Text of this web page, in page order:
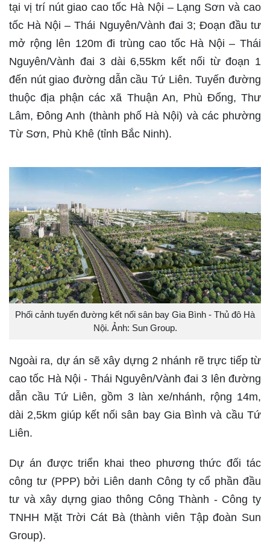
tại vị trí nút giao cao tốc Hà Nội – Lạng Sơn và cao
tốc Hà Nội – Thái Nguyên/Vành đai 3; Đoạn đầu tư
mở rộng lên 120m đi trùng cao tốc Hà Nội – Thái
Nguyên/Vành đai 3 dài 6,55km kết nối từ đoạn 1
đến nút giao đường dẫn cầu Tứ Liên. Tuyến đường
thuộc địa phận các xã Thuận An, Phù Đổng, Thư
Lâm, Đông Anh (thành phố Hà Nội) và các phường
Từ Sơn, Phù Khê (tỉnh Bắc Ninh).
Phối cảnh tuyến đường kết nối sân bay Gia Bình - Thủ đô Hà
Nội. Ảnh: Sun Group.
Ngoài ra, dự án sẽ xây dựng 2 nhánh rẽ trực tiếp từ
cao tốc Hà Nội - Thái Nguyên/Vành đai 3 lên đường
dẫn cầu Tứ Liên, gồm 3 làn xe/nhánh, rộng 14m,
dài 2,5km giúp kết nối sân bay Gia Bình và cầu Tứ
Liên.
Dự án được triển khai theo phương thức đối tác
công tư (PPP) bởi Liên danh Công ty cổ phần đầu
tư và xây dựng giao thông Công Thành - Công ty
TNHH Mặt Trời Cát Bà (thành viên Tập đoàn Sun
Group).